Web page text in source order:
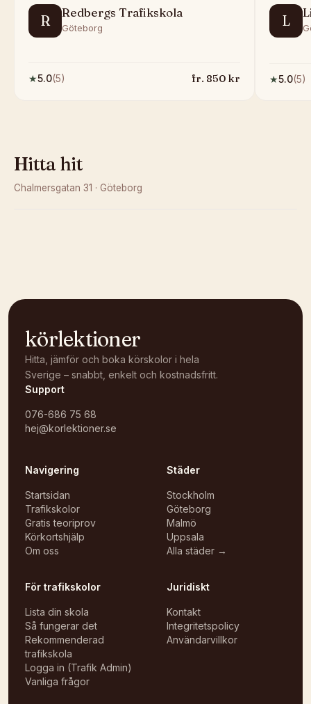
R Redbergs Trafikskola
Göteborg
★5.0(5) fr. 850kr
L
★5.0(5)
Hitta hit
Chalmersgatan 31 · Göteborg
körlektioner
Hitta, jämför och boka körskolor i hela
Sverige – snabbt, enkelt och kostnadsfritt.
Support
076-686 75 68
hej@korlektioner.se
Navigering
Startsidan
Trafikskolor
Gratis teoriprov
Körkortshjälp
Om oss
Städer
Stockholm
Göteborg
Malmö
Uppsala
Alla städer →
För trafikskolor
Lista din skola
Så fungerar det
Rekommenderad
trafikskola
Logga in (Trafik Admin)
Vanliga frågor
Juridiskt
Kontakt
Integritetspolicy
Användarvillkor